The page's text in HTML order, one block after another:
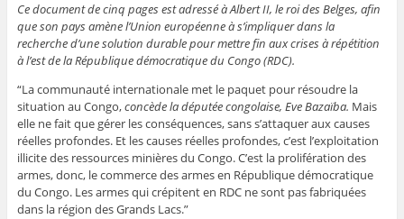
Ce document de cinq pages est adressé à Albert II, le roi des Belges, afin
que son pays amène l’Union européenne à s’impliquer dans la
recherche d’une solution durable pour mettre fin aux crises à répétition
à l’est de la République démocratique du Congo (RDC).
“La communauté internationale met le paquet pour résoudre la
situation au Congo,concède la députée congolaise, Eve Bazaïba. Mais
elle ne fait que gérer les conséquences, sans s’attaquer aux causes
réelles profondes. Et les causes réelles profondes, c’est l’exploitation
illicite des ressources minières du Congo. C’est la prolifération des
armes, donc, le commerce des armes en République démocratique
du Congo. Les armes qui crépitent en RDC ne sont pas fabriquées
dans la région des Grands Lacs.”